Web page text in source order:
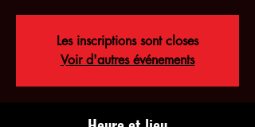
Les inscriptions sont closes
Voir d'autres événements